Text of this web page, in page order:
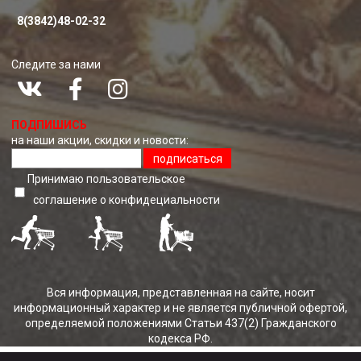
8(3842)48-02-32
Следите за нами
ПОДПИШИСЬ
на наши акции, скидки и новости:
подписаться
Принимаю пользовательское
соглашение о конфидециальноcти
Вся информация, представленная на сайте, носит
информационный характер и не является публичной офертой,
определяемой положениями Статьи 437(2) Гражданского
кодекса РФ.